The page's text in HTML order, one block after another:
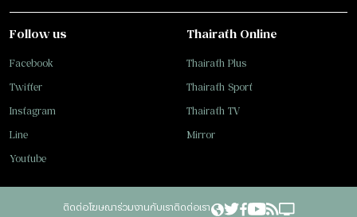
Follow us
Facebook
Twitter
Instagram
Line
Youtube
Thairath Online
Thairath Plus
Thairath Sport
Thairath TV
Mirror
ติดต่อโฆษณาร่วมงานกับเราติดต่อเรา